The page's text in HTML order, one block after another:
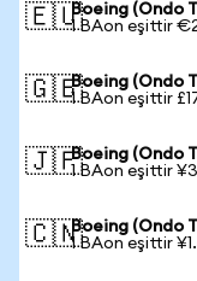
🇪🇺Boeing (Ondo
1 BAon eşittir
🇬🇧Boeing (Ondo
1 BAon eşittir
🇯🇵Boeing (Ondo
1 BAon eşittir
🇨🇳Boeing (Ondo
1 BAon eşittir